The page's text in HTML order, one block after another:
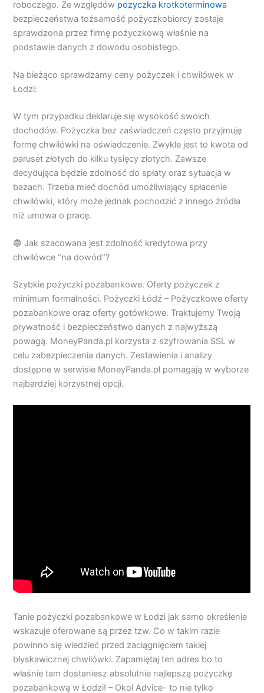
roboczego. Ze względów pozyczka krotkoterminowa
bezpieczeństwa tożsamość pożyczkobiorcy zostaje
sprawdzona przez firmę pożyczkową właśnie na
podstawie danych z dowodu osobistego.
Na bieżąco sprawdzamy ceny pożyczek i chwilówek w
Łodzi:
W tym przypadku deklaruje się wysokość swoich
dochodów. Pożyczka bez zaświadczeń często przyjmuję
formę chwilówki na oświadczenie. Zwykle jest to kwota od
paruset złotych do kilku tysięcy złotych. Zawsze
decydująca będzie zdolność do spłaty oraz sytuacja w
bazach. Trzeba mieć dochód umożliwiający spłacenie
chwilówki, który może jednak pochodzić z innego źródła
niż umowa o pracę.
🔵 Jak szacowana jest zdolność kredytowa przy
chwilówce “na dowód”?
Szybkie pożyczki pozabankowe. Oferty pożyczek z
minimum formalności. Pożyczki Łódź – Pożyczkowe oferty
pozabankowe oraz oferty gotówkowe. Traktujemy Twoją
prywatność i bezpieczeństwo danych z najwyższą
powagą. MoneyPanda.pl korzysta z szyfrowania SSL w
celu zabezpieczenia danych. Zestawienia i analizy
dostępne w serwisie MoneyPanda.pl pomagają w wyborze
najbardziej korzystnej opcji.
Tanie pożyczki pozabankowe w Łodzi jak samo określenie
wskazuje oferowane są przez tzw. Co w takim razie
powinno się wiedzieć przed zaciągnięciem takiej
błyskawicznej chwilówki. Zapamiętaj ten adres bo to
właśnie tam dostaniesz absolutnie najlepszą pożyczkę
pozabankową w Łodzi! – Okol Advice- to nie tylko